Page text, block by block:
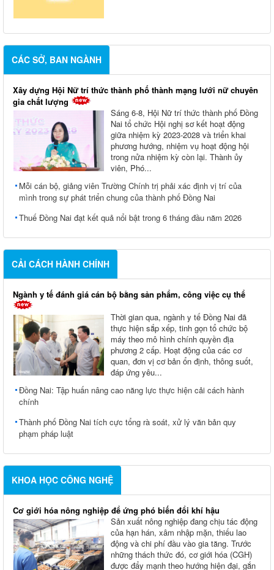
CÁC SỞ, BAN NGÀNH
Xây dựng Hội Nữ trí thức thành phố thành mạng lưới nữ chuyên
gia chất lượng
Sáng 6-8, Hội Nữ trí thức thành phố Đồng
Nai tổ chức Hội nghị sơ kết hoạt động
giữa nhiệm kỳ 2023-2028 và triển khai
phương hướng, nhiệm vụ hoạt động hội
trong nửa nhiệm kỳ còn lại. Thành ủy
viên, Phó...
Mỗi cán bộ, giảng viên Trường Chính trị phải xác định vị trí của
mình trong sự phát triển chung của thành phố Đồng Nai
Thuế Đồng Nai đạt kết quả nổi bật trong 6 tháng đầu năm 2026
CẢI CÁCH HÀNH CHÍNH
Ngành y tế đánh giá cán bộ bằng sản phẩm, công việc cụ thể
Thời gian qua, ngành y tế Đồng Nai đã
thực hiện sắp xếp, tinh gọn tổ chức bộ
máy theo mô hình chính quyền địa
phương 2 cấp. Hoạt động của các cơ
quan, đơn vị cơ bản ổn định, thông suốt,
đáp ứng yêu...
Đồng Nai: Tập huấn nâng cao năng lực thực hiện cải cách hành
chính
Thành phố Đồng Nai tích cực tổng rà soát, xử lý văn bản quy
phạm pháp luật
KHOA HỌC CÔNG NGHỆ
Cơ giới hóa nông nghiệp để ứng phó biến đổi khí hậu
Sản xuất nông nghiệp đang chịu tác động
của hạn hán, xâm nhập mặn, thiếu lao
động và chi phí đầu vào gia tăng. Trước
những thách thức đó, cơ giới hóa (CGH)
được đẩy mạnh theo hướng hiện đại, gắn